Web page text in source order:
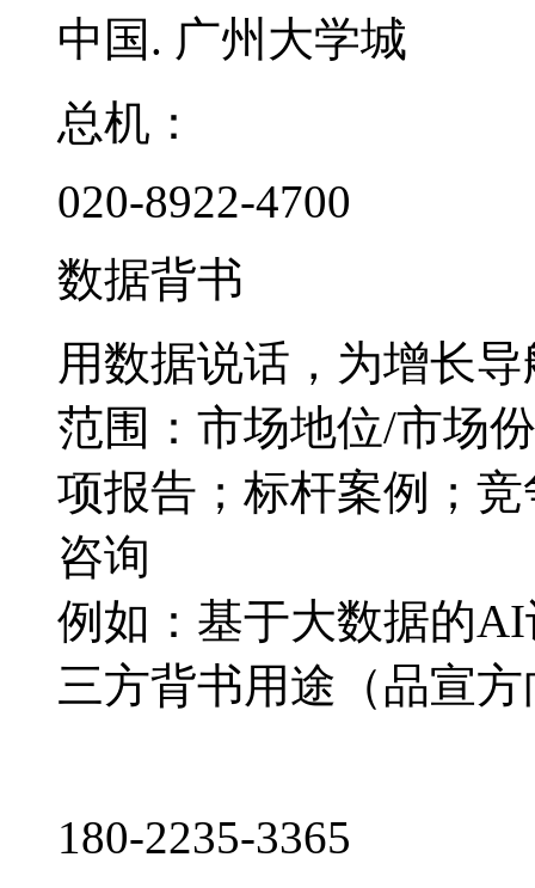
中国. 广州大学城
总机：
020-8922-4700
数据背书
用数据说话，为增长导
范围：市场地位/市场
项报告；标杆案例；
咨询
例如：基于大数据的
三方背书用途（品宣
180-2235-3365